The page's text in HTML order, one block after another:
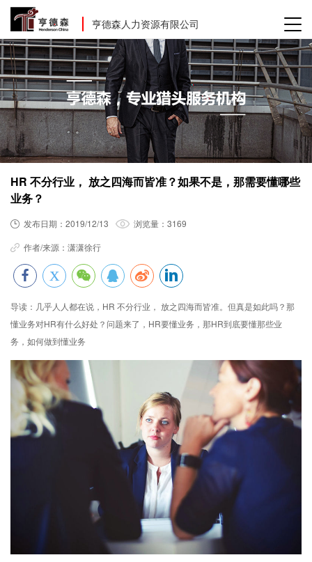
亨德森人力资源有限公司
HR 不分行业， 放之四海而皆准？如果不是，那需要懂哪些
业务？
发布日期： 2019/12/13 浏览量： 3169
作者/来源： 潇潇徐行
导读： 几乎人人都在说，HR 不分行业， 放之四海而皆准。但真是如此吗？那
懂业务对HR有什么好处？问题来了，HR要懂业务，那HR到底要懂那些业
务，如何做到懂业务